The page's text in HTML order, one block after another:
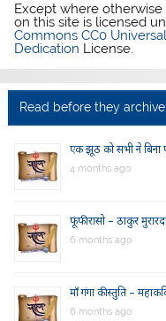
Except where
on this site is licensed
Commons CC0
Dedication License.
Read before they archive
एक झूठ को सभी ने बिना
4 months ago
फूंफी रासो – ठाकुर
6 months ago
माँ गंगा की स्तुति –
6 months ago